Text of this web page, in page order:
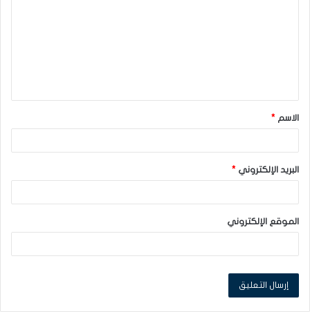
ق
*الاسم *
البريد الإلكتروني *
الموقع الإلكتروني